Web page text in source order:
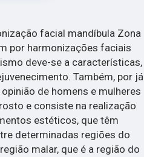
facial mandíbula Zona
por harmonizações faciais
deve-se a características,
Também, por já
de homens e mulheres
e consiste na realização
estéticos, que têm
determinadas regiões do
malar, que é a região do